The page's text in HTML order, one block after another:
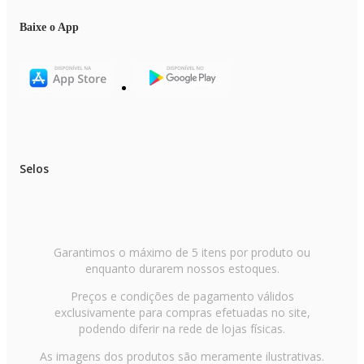
Baixe o App
Selos
Garantimos o máximo de 5 itens por produto ou
enquanto durarem nossos estoques.
Preços e condições de pagamento válidos
exclusivamente para compras efetuadas no site,
podendo diferir na rede de lojas físicas.
As imagens dos produtos são meramente ilustrativas.